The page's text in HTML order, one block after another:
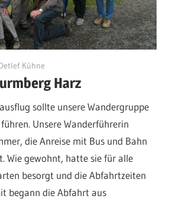
Kühne
Harz
sollte unsere Wandergruppe
Unsere Wanderführerin
die Anreise mit Bus und Bahn
Wie gewohnt, hatte sie für alle
besorgt und die Abfahrtzeiten
begann die Abfahrt aus